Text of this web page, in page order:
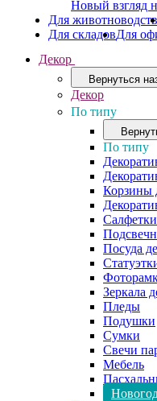
Новый взгляд
Для
Для складовДля
Декор
Вернуться
Декор
По типу
По типу
Корзины
Посуда
Зеркала
Пледы
Подушки
Сумки
Свечи
Мебель